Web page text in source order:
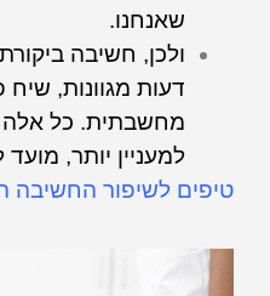
שאנחנו.
ולכן, חשיבה
דעות מגוונות,
מחשבתית. כל אלה
למעניין יותר,
טיפים לשיפור החשיבה